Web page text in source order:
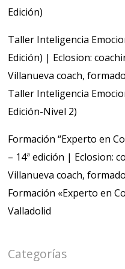
Edición)
Taller Inteligencia
Edición) | Eclosion:
Villanueva coach,
Taller Inteligencia
Edición-Nivel 2)
Formación “Experto en
– 14ª edición | Eclosion:
Villanueva coach,
Formación «Experto en
Valladolid
Categorías